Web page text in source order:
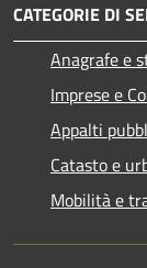
CATEGORIE DI
Anagrafe e
Imprese e
Appalti
Catasto e
Mobilità e